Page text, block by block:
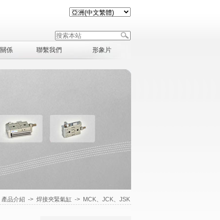
係 聯繫我們 形象片
產品介紹 -> 焊接夾緊氣缸-> MCK、JCK、JSK